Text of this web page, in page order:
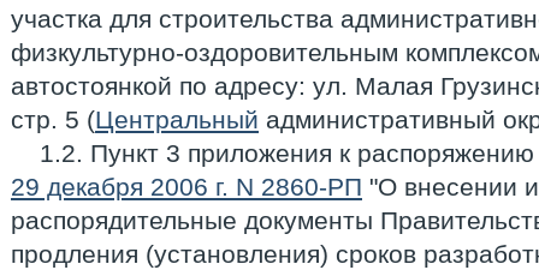
участка для строительства
физкультурно-оздоровительным
автостоянкой по адресу: ул. Малая
стр. 5 (Центральный административный
1.2. Пункт 3 приложения к
29 декабря 2006 г. N 2860-РП "О внесении
распорядительные документы
продления (установления) сроков